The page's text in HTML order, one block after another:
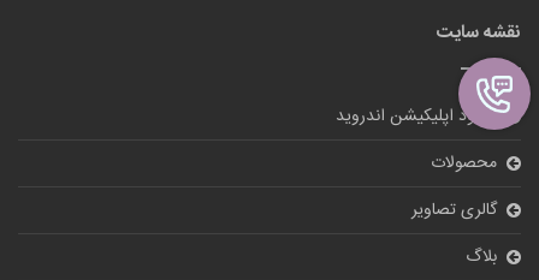
نقشه سایت
دانلود اپلیکیشن اندروید
محصولات
گالری تصاویر
بلاگ